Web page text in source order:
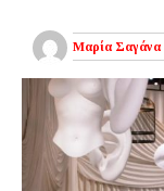
Μαρία Σαγάνα